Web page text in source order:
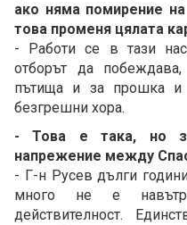
ако няма помирение
това променя цялата
- Работи се в тази
отборът да
пътища и за прошка и
безгрешни хора.
- Това е така, но
напрежение между
- Г-н Русев дълги
много не е
действителност.